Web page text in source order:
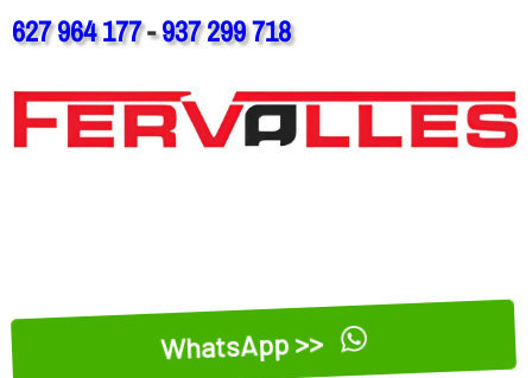
627 964 177-937 299 718
WhatsApp >>